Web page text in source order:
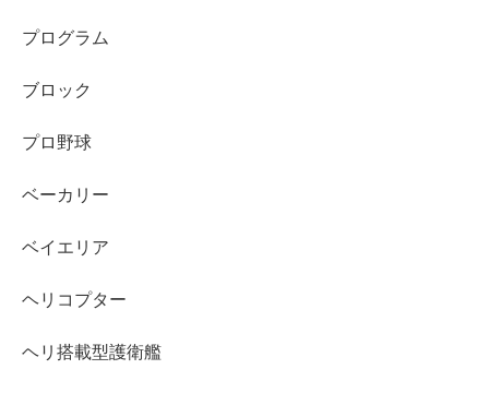
プログラム
ブロック
プロ野球
ベーカリー
ベイエリア
ヘリコプター
ヘリ搭載型護衛艦